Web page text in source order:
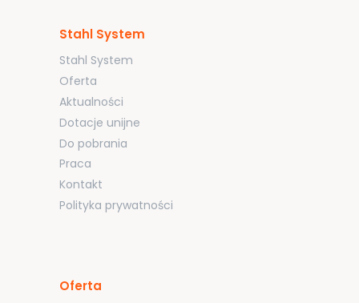
Stahl System
Stahl System
Oferta
Aktualności
Dotacje unijne
Do pobrania
Praca
Kontakt
Polityka prywatności
Oferta